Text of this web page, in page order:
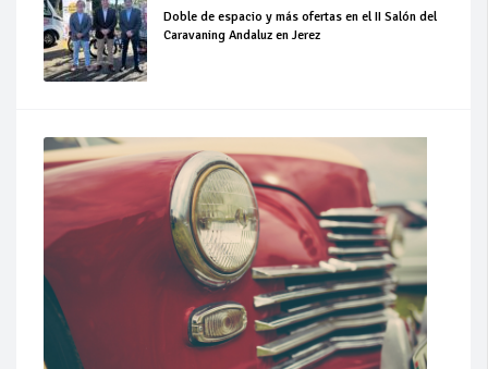
Doble de espacio y más ofertas en el II Salón del
Caravaning Andaluz en Jerez